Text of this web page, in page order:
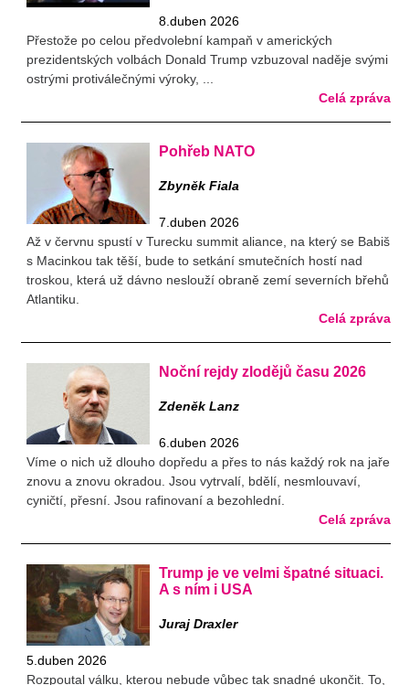
8.duben 2026
Přestože po celou předvolební kampaň v amerických
prezidentských volbách Donald Trump vzbuzoval naděje svými
ostrými protiválečnými výroky, ...
Celá zpráva
Pohřeb NATO
Zbyněk Fiala
7.duben 2026
Až v červnu spustí v Turecku summit aliance, na který se Babiš
s Macinkou tak těší, bude to setkání smutečních hostí nad
troskou, která už dávno neslouží obraně zemí severních břehů
Atlantiku.
Celá zpráva
Noční rejdy zlodějů času 2026
Zdeněk Lanz
6.duben 2026
Víme o nich už dlouho dopředu a přes to nás každý rok na jaře
znovu a znovu okradou. Jsou vytrvalí, bdělí, nesmlouvaví,
cyničtí, přesní. Jsou rafinovaní a bezohlední.
Celá zpráva
Trump je ve velmi špatné situaci.
A s ním i USA
Juraj Draxler
5.duben 2026
Rozpoutal válku, kterou nebude vůbec tak snadné ukončit. To,